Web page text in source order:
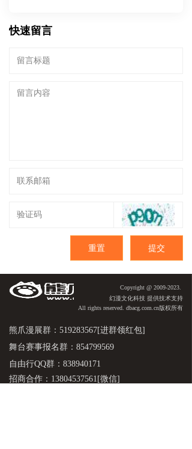
提交
重置
快速留言
Copyright @ 2009-2023.
​​幻漫文化科技 提供技术支持
All rights reserved. dbacg.com.cn版权所有
熊爪漫展群：519283567[进群领红包]
舞台赛事报名群：854799569
自由行QQ群：838940171
招商合作：13804537561[微信]